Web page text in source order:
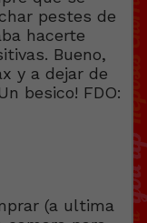
pestes de
hacerte
Bueno,
y a dejar de
besico! FDO:
(a ultima